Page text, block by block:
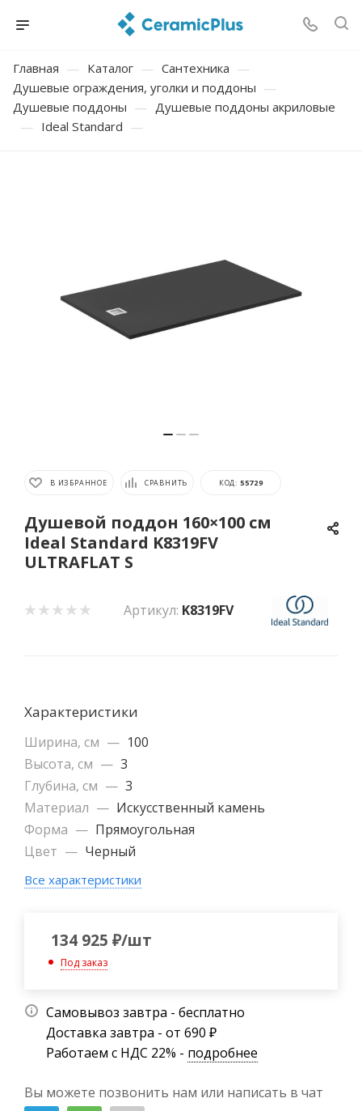
Главная — Каталог — Сантехника —
Душевые ограждения, уголки и поддоны —
Душевые поддоны — Душевые поддоны акриловые
— Ideal Standard —
В ИЗБРАННОЕ СРАВНИТЬ КОД: 55729
Душевой поддон 160×100 см
Ideal Standard K8319FV
ULTRAFLAT S
Артикул: K8319FV
Характеристики
Ширина, см — 100
Высота, см — 3
Глубина, см — 3
Материал — Искусственный камень
Форма — Прямоугольная
Цвет — Черный
Все характеристики
134 925 ₽/шт
Под заказ
Самовывоз завтра - бесплатно
Доставка завтра - от 690 ₽
Работаем с НДС 22% - подробнее
Вы можете позвонить нам или написать в чат